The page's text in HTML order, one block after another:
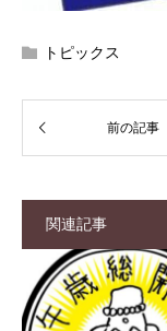
トピックス
関連記事